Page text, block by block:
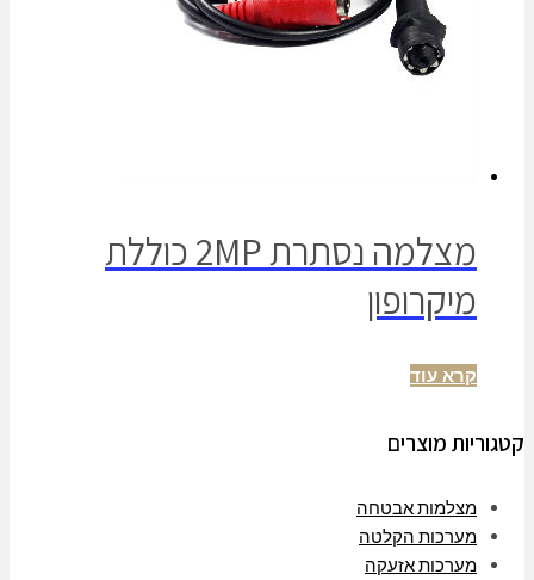
מצלמה נסתרת 2MP כוללת
מיקרופון
קרא עוד
קטגוריות מוצרים
מצלמות אבטחה
מערכות הקלטה
מערכות אזעקה